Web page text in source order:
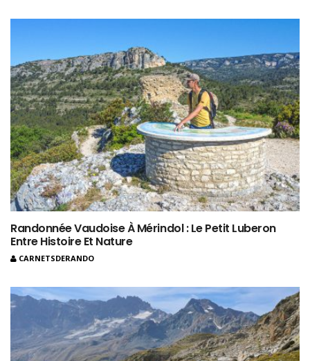
Randonnée Vaudoise À Mérindol : Le Petit Luberon
Entre Histoire Et Nature
CARNETSDERANDO